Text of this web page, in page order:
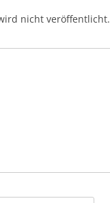
nicht veröffentlicht.